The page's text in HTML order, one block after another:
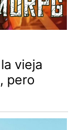
vieja
pero